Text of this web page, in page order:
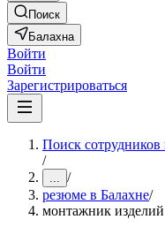
Поиск
Балахна
Войти
Войти
Зарегистрироваться
Поиск сотрудников
/
... /
резюме в Балахне/
монтажник